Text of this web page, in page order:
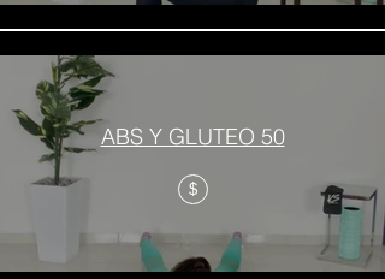
ABS Y GLUTEO 50
$